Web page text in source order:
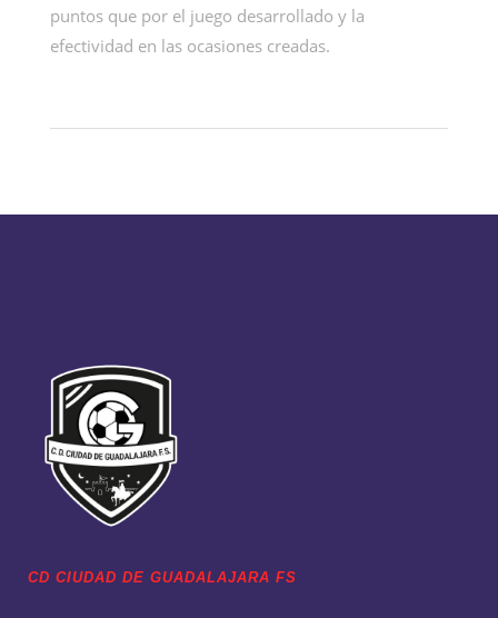
puntos que por el juego desarrollado y la
efectividad en las ocasiones creadas.
CD CIUDAD DE GUADALAJARA FS